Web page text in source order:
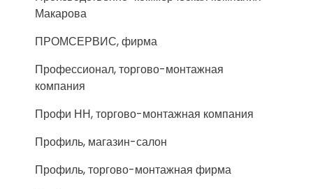
Макарова
ПРОМСЕРВИС, фирма
Профессионал, торгово-монтажная
компания
Профи НН, торгово-монтажная компания
Профиль, магазин-салон
Профиль, торгово-монтажная фирма